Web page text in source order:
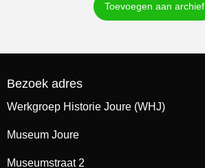
Toevoegen aan archief
Bezoek adres
Werkgroep Historie Joure (WHJ)
Museum Joure
Museumstraat 2